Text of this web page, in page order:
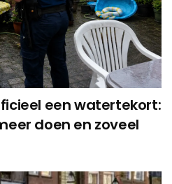
een watertekort:
doen en zoveel